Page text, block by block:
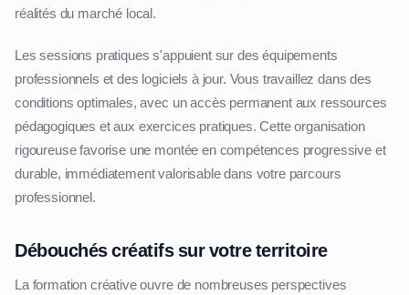
réalités du marché local.
Les sessions pratiques s'appuient sur des équipements
professionnels et des logiciels à jour. Vous travaillez dans des
conditions optimales, avec un accès permanent aux ressources
pédagogiques et aux exercices pratiques. Cette organisation
rigoureuse favorise une montée en compétences progressive et
durable, immédiatement valorisable dans votre parcours
professionnel.
Débouchés créatifs sur votre territoire
La formation créative ouvre de nombreuses perspectives